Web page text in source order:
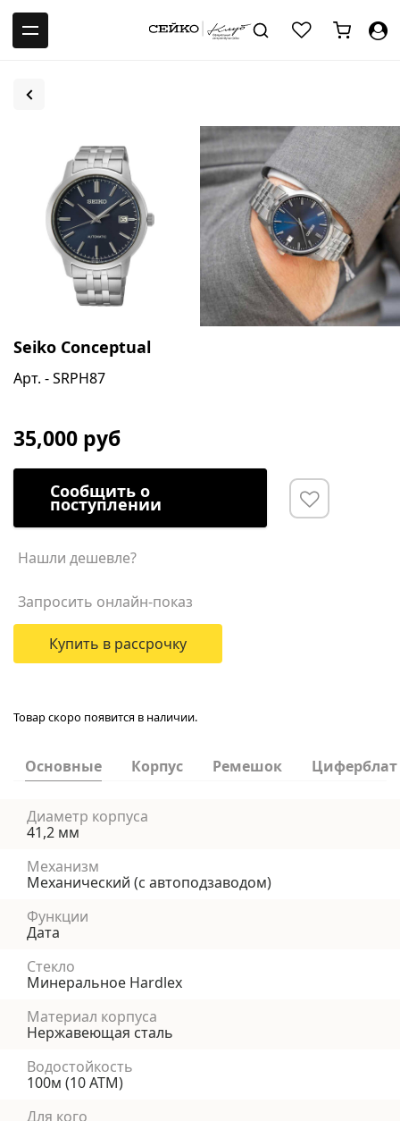
Seiko Conceptual
Арт. - SRPH87
35,000 руб
Сообщить о
поступлении
Нашли дешевле?
Запросить онлайн-показ
Купить в рассрочку
Товар скоро появится в наличии.
Основные Корпус Ремешок Циферблат
Диаметр корпуса
41,2 мм
Механизм
Механический (с автоподзаводом)
Функции
Дата
Стекло
Минеральное Hardlex
Материал корпуса
Нержавеющая сталь
Водостойкость
100м (10 АТМ)
Для кого